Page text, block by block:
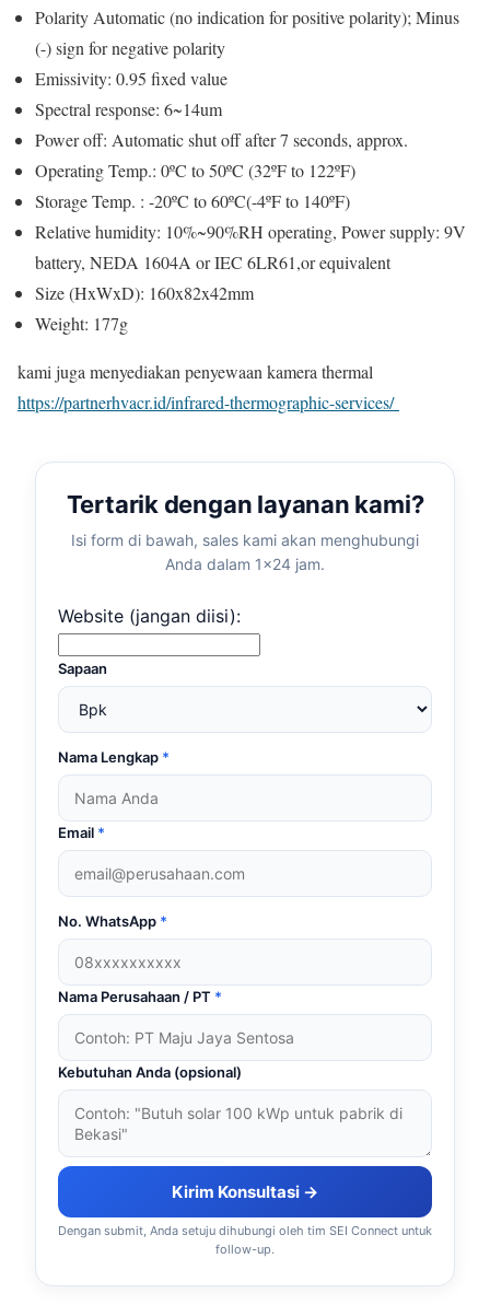
Polarity Automatic (no indication for positive polarity); Minus
(-) sign for negative polarity
Emissivity: 0.95 fixed value
Spectral response: 6~14um
Power off: Automatic shut off after 7 seconds, approx.
Operating Temp.: 0ºC to 50ºC (32ºF to 122ºF)
Storage Temp. : -20ºC to 60ºC(-4ºF to 140ºF)
Relative humidity: 10%~90%RH operating, Power supply: 9V
battery, NEDA 1604A or IEC 6LR61,or equivalent
Size (HxWxD): 160x82x42mm
Weight: 177g
kami juga menyediakan penyewaan kamera thermal
https://partnerhvacr.id/infrared-thermographic-services/
Tertarik dengan layanan kami?
Isi form di bawah, sales kami akan menghubungi
Anda dalam 1×24 jam.
Website (jangan diisi):
Sapaan
Nama Lengkap *
Email *
No. WhatsApp *
Nama Perusahaan / PT *
Kebutuhan Anda (opsional)
Kirim Konsultasi →
Dengan submit, Anda setuju dihubungi oleh tim SEI Connect untuk
follow-up.